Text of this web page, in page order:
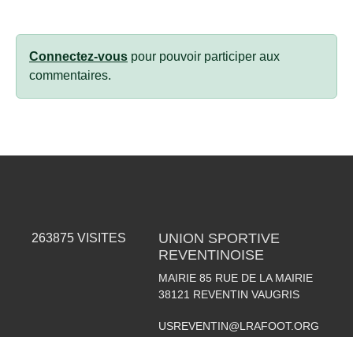
Connectez-vous pour pouvoir participer aux
commentaires.
263875 VISITES
UNION SPORTIVE
REVENTINOISE
MAIRIE 85 RUE DE LA MAIRIE
38121 REVENTIN VAUGRIS
USREVENTIN@LRAFOOT.ORG